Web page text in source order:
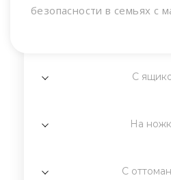
безопасности в семьях с
С
На
С